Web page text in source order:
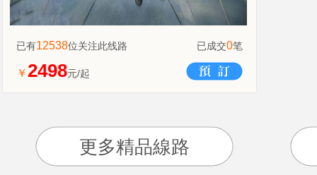
已有12538位关注此线路 已成交0笔
￥2498元/起
更多精品線路